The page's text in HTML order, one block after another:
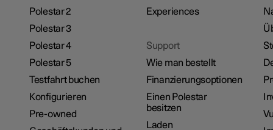
Polestar 2
Polestar 3
Polestar 4
Polestar 5
Testfahrt buchen
Konfigurieren
Pre-owned
Experiences
Support
Wie man bestellt
Finanzierungsoptionen
Einen Polestar
besitzen
Laden